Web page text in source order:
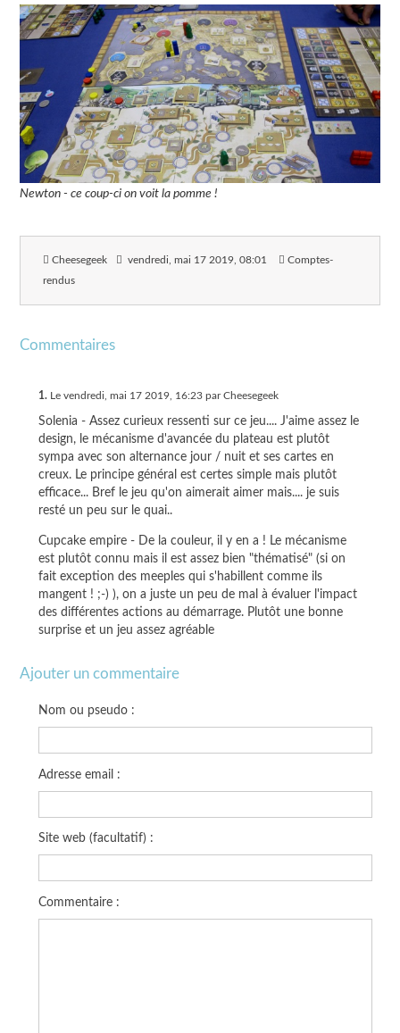
Newton - ce coup-ci on voit la pomme !
Cheesegeek vendredi, mai 17 2019 , 08:01 Comptes-
rendus
Commentaires
1.Le vendredi, mai 17 2019, 16:23 par Cheesegeek
Solenia - Assez curieux ressenti sur ce jeu.... J'aime assez le
design, le mécanisme d'avancée du plateau est plutôt
sympa avec son alternance jour / nuit et ses cartes en
creux. Le principe général est certes simple mais plutôt
efficace... Bref le jeu qu'on aimerait aimer mais.... je suis
resté un peu sur le quai..
Cupcake empire - De la couleur, il y en a ! Le mécanisme
est plutôt connu mais il est assez bien "thématisé" (si on
fait exception des meeples qui s'habillent comme ils
mangent ! ;-) ), on a juste un peu de mal à évaluer l'impact
des différentes actions au démarrage. Plutôt une bonne
surprise et un jeu assez agréable
Ajouter un commentaire
Nom ou pseudo :
Adresse email :
Site web (facultatif) :
Commentaire :